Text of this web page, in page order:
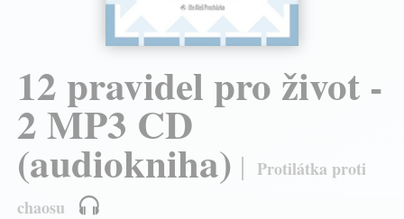
12 pravidel pro život -
2 MP3 CD
(audiokniha)
Protilátka proti
chaosu